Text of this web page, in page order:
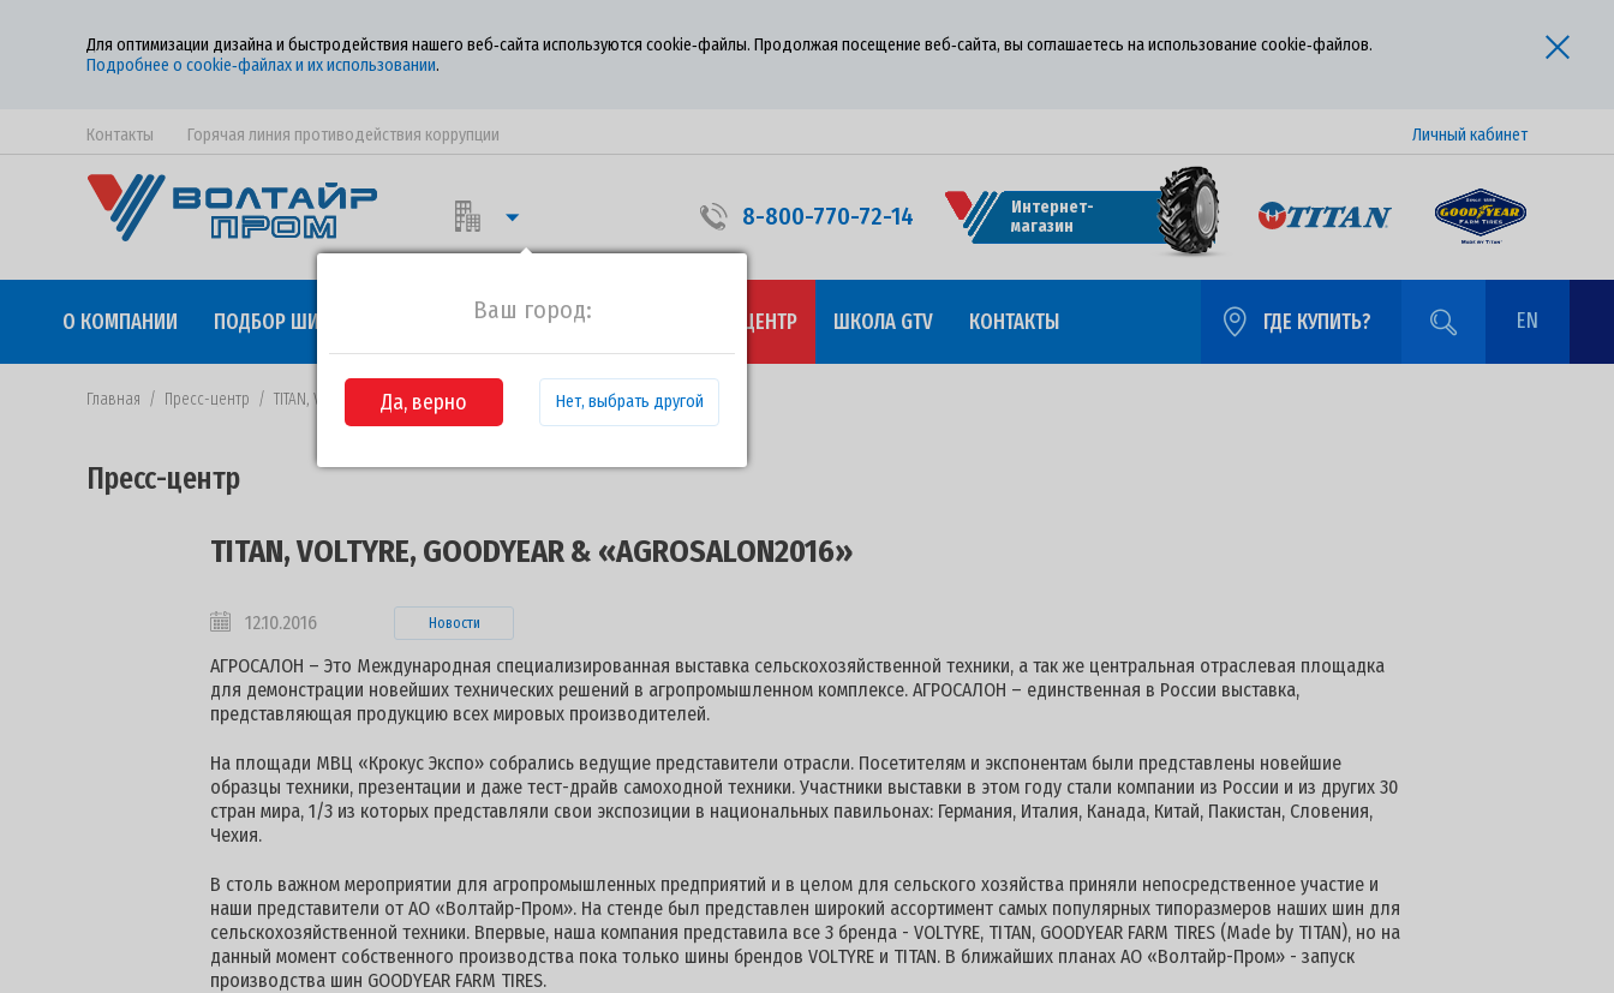
Для оптимизации дизайна и быстродействия нашего веб‑сайта используются cookie‑файлы. Продолжая посещение веб‑сайта, вы соглашаетесь на использование cookie‑файлов.
Подробнее о cookie‑файлах и их использовании.
Контакты Горячая линия противодействия коррупции Личный кабинет
Ваш город:
Да, верно Нет, выбрать другой
8-800-770-72-14
Интернет-
магазин
О КОМПАНИИ ПОДБОР ШИН СОТРУДНИЧЕСТВО ПРЕСС-ЦЕНТР ШКОЛА GTV КОНТАКТЫ ГДЕ КУПИТЬ? EN
Главная / Пресс-центр / TITAN, VOLTYRE, GOODYEAR & «AGROSALON2016»
Пресс-центр
TITAN, VOLTYRE, GOODYEAR & «AGROSALON2016»
12.10.2016 Новости
АГРОСАЛОН – Это Международная специализированная выставка сельскохозяйственной техники, а так же центральная отраслевая площадка
для демонстрации новейших технических решений в агропромышленном комплексе. АГРОСАЛОН – единственная в России выставка,
представляющая продукцию всех мировых производителей.
На площади МВЦ «Крокус Экспо» собрались ведущие представители отрасли. Посетителям и экспонентам были представлены новейшие
образцы техники, презентации и даже тест-драйв самоходной техники. Участники выставки в этом году стали компании из России и из других 30
стран мира, 1/3 из которых представляли свои экспозиции в национальных павильонах: Германия, Италия, Канада, Китай, Пакистан, Словения,
Чехия.
В столь важном мероприятии для агропромышленных предприятий и в целом для сельского хозяйства приняли непосредственное участие и
наши представители от АО «Волтайр-Пром». На стенде был представлен широкий ассортимент самых популярных типоразмеров наших шин для
сельскохозяйственной техники. Впервые, наша компания представила все 3 бренда - VOLTYRE, TITAN, GOODYEAR FARM TIRES (Made by TITAN), но на
данный момент собственного производства пока только шины брендов VOLTYRE и TITAN. В ближайших планах АО «Волтайр-Пром» - запуск
производства шин GOODYEAR FARM TIRES.